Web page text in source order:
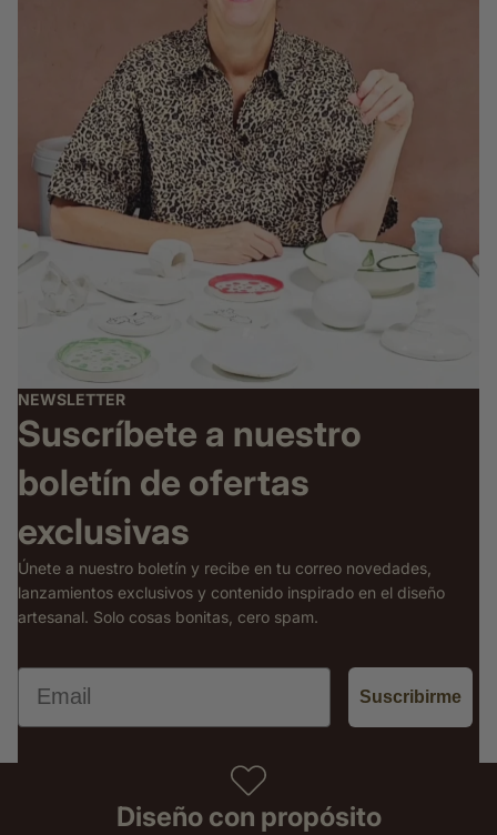
NEWSLETTER
Suscríbete a nuestro
boletín de ofertas
exclusivas
Únete a nuestro boletín y recibe en tu correo novedades,
lanzamientos exclusivos y contenido inspirado en el diseño
artesanal. Solo cosas bonitas, cero spam.
Email
Suscribirme
Diseño con propósito